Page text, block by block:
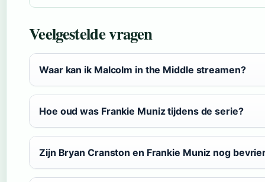
Veelgestelde vragen
Waar kan ik Malcolm in the Middle streamen?
Hoe oud was Frankie Muniz tijdens de serie?
Zijn Bryan Cranston en Frankie Muniz nog